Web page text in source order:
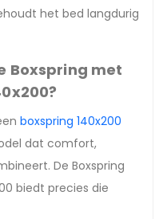
het bed langdurig
Boxspring met
boxspring 140x200
dat comfort,
De Boxspring
biedt precies die